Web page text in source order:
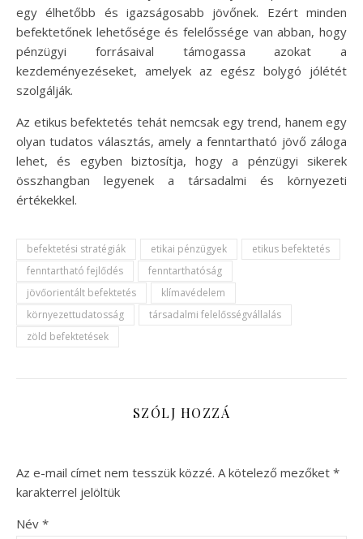
egy élhetőbb és igazságosabb jövőnek. Ezért minden
befektetőnek lehetősége és felelőssége van abban, hogy
pénzügyi forrásaival támogassa azokat a
kezdeményezéseket, amelyek az egész bolygó jólétét
szolgálják.
Az etikus befektetés tehát nemcsak egy trend, hanem egy
olyan tudatos választás, amely a fenntartható jövő záloga
lehet, és egyben biztosítja, hogy a pénzügyi sikerek
összhangban legyenek a társadalmi és környezeti
értékekkel.
befektetési stratégiák etikai pénzügyek
etikus befektetés
fenntartható fejlődés
fenntarthatóság
jövőorientált befektetés
klímavédelem
környezettudatosság
társadalmi felelősségvállalás
zöld befektetések
SZÓLJ HOZZÁ
Az e-mail címet nem tesszük közzé. A kötelező mezőket *
karakterrel jelöltük
Név *